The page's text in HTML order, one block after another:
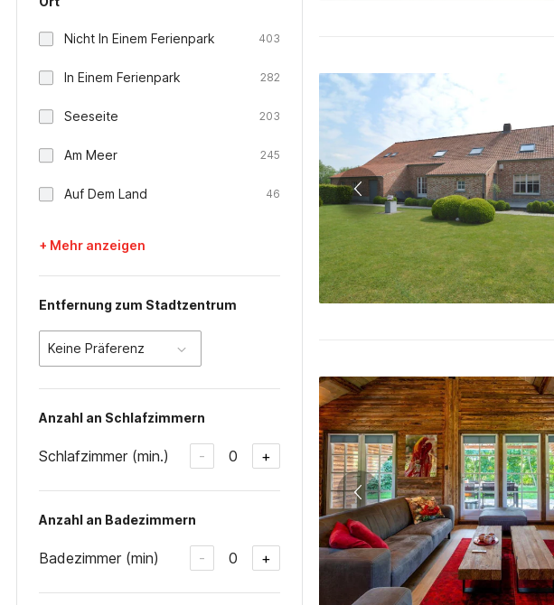
Nicht In Einem Ferienpark 403
In Einem Ferienpark 282
Seeseite 203
Am Meer 245
Auf Dem Land 46
+ Mehr anzeigen
Entfernung zum Stadtzentrum
Keine Präferenz
Anzahl an Schlafzimmern
Schlafzimmer (min.) - 0 +
Anzahl an Badezimmern
Badezimmer (min) - 0 +